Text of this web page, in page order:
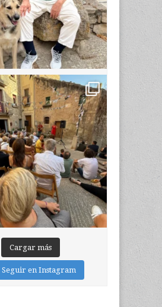
Cargar más
Seguir en Instagram